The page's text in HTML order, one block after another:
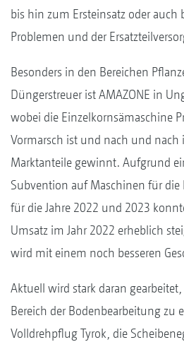
bis hin zum Ersteinsatz oder auch
Problemen und der
Besonders in den Bereichen
Düngerstreuer ist AMAZONE in
wobei die Einzelkornsämaschine
Vormarsch ist und nach und nach
Marktanteile gewinnt. Aufgrund
Subvention auf Maschinen für die
für die Jahre 2022 und 2023
Umsatz im Jahr 2022 erheblich
wird mit einem noch besseren
Aktuell wird stark daran
Bereich der Bodenbearbeitung zu
Volldrehpflug Tyrok, die